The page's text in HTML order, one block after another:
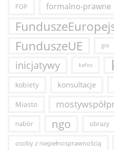
FOP formalno-prawne
FunduszeUE
gra
inicjatywy kafos
kobiety konsultacje
Miasto
nabór ngo obrazy
osoby z niepełnosprawnością